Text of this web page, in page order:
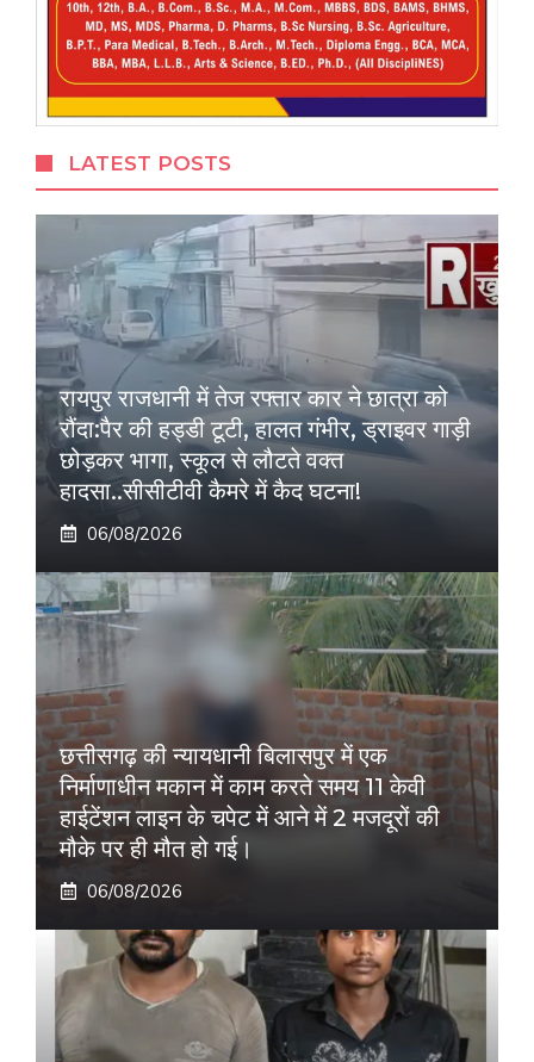
LATEST POSTS
रायपुर राजधानी में तेज रफ्तार कार ने छात्रा को
रौंदा:पैर की हड्डी टूटी, हालत गंभीर, ड्राइवर गाड़ी
छोड़कर भागा, स्कूल से लौटते वक्त
हादसा..सीसीटीवी कैमरे में कैद घटना!
06/08/2026
छत्तीसगढ़ की न्यायधानी बिलासपुर में एक
निर्माणाधीन मकान में काम करते समय 11 केवी
हाईटेंशन लाइन के चपेट में आने में 2 मजदूरों की
मौके पर ही मौत हो गई।
06/08/2026